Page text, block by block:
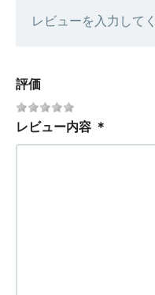
レビューを入力して
評価
レビュー内容 ＊